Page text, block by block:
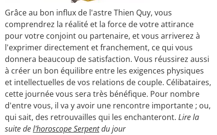
Grâce au bon influx de l'astre Thien Quy, vous
comprendrez la réalité et la force de votre attirance
pour votre conjoint ou partenaire, et vous arriverez à
l'exprimer directement et franchement, ce qui vous
donnera beaucoup de satisfaction. Vous réussirez aussi
à créer un bon équilibre entre les exigences physiques
et intellectuelles de vos relations de couple. Célibataires,
cette journée vous sera très bénéfique. Pour nombre
d'entre vous, il va y avoir une rencontre importante ; ou,
qui sait, des retrouvailles qui les enchanteront. Lire la
suite del'horoscope Serpentdu jour